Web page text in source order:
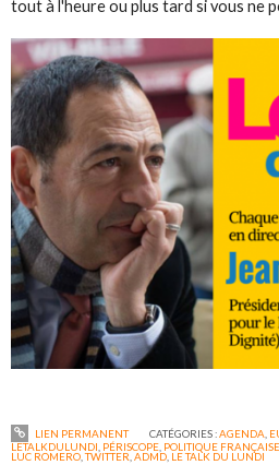
tout à l'heure ou plus tard si vous ne
LIEN PERMANENT CATÉGORIES :AGENDA
LETALKDULUNDI PÉRISCOPE POLITIQUE FRANÇAISE
LUC ROMERO ,TWITTER ,ADMD LE TALK DU LUNDI